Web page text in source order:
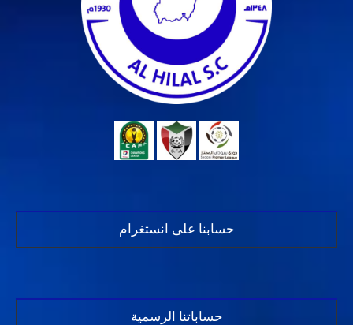
حسابنا على انستغرام
حساباتنا الرسمية